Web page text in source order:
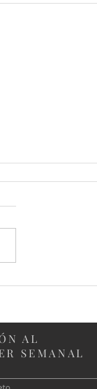
y Obras del Arq.
Breton
AL
SEMANAL